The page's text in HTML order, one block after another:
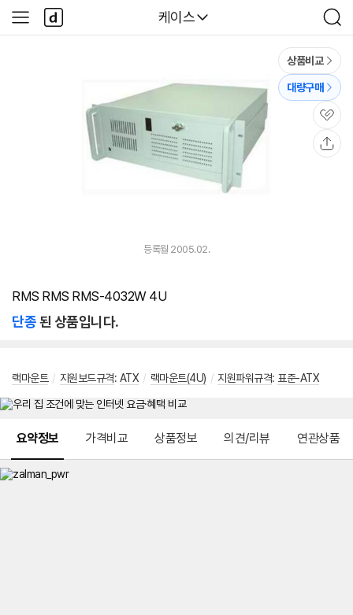
다나와
케이스
검
색
사
이
다
나
와
상품비교
대량구매
관
심
등록월 2005.02.
RMS RMS RMS-4032W 4U
단종된 상품입니다.
랙마운트 / 지원보드규격: ATX / 랙마운트(4U) / 지원파워규격: 표준-ATX
요약정보 가격비교 상품정보 의견/리뷰 연관상품